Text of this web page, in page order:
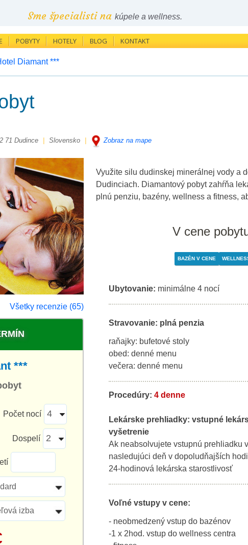
Sme špecialisti na kúpele a wellness.
POBYTY HOTELY BLOG KONTAKT
Diamant ***
71 Dudince Slovensko Zobraz na mape
Všetky recenzie (65)
***
Počet nocí
Dospelí
izba
Využite silu dudinskej minerálnej vody a
Dudinciach. Diamantový pobyt zahŕňa
plnú penziu, bazény, wellness a fitness,
V cene
BAZÉN V CENE
Ubytovanie: minimálne 4 nocí
Stravovanie: plná penzia
raňajky: bufetové stoly
obed: denné menu
večera: denné menu
Procedúry: 4 denne
Lekárske prehliadky: vstupné
vyšetrenie
Ak neabsolvujete vstupnú prehliadku
nasledujúci deň v dopoludňajších
24-hodinová lekárska starostlivosť
Voľné vstupy v cene:
- neobmedzený vstup do bazénov
-1 x 2hod. vstup do wellness centra